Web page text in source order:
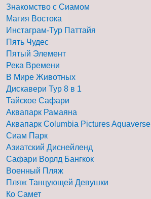
Знакомство с Сиамом
Магия Востока
Инстаграм-Тур Паттайя
Пять Чудес
Пятый Элемент
Река Времени
В Мире Животных
Дискавери Тур 8 в 1
Тайское Сафари
Аквапарк Рамаяна
Аквапарк Columbia Pictures Aquaverse
Сиам Парк
Азиатский Диснейленд
Сафари Ворлд Бангкок
Военный Пляж
Пляж Танцующей Девушки
Ко Самет